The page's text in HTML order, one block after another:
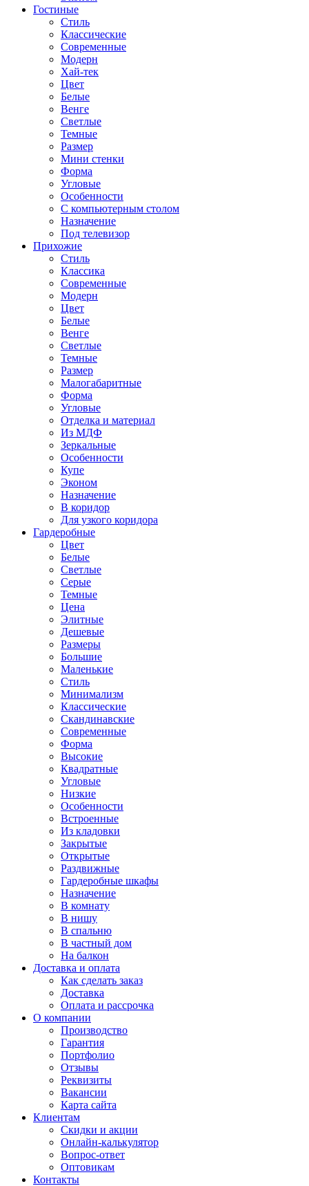
Гостиные
Стиль
Классические
Современные
Модерн
Хай-тек
Цвет
Белые
Венге
Светлые
Темные
Размер
Мини стенки
Форма
Угловые
Особенности
С компьютерным столом
Назначение
Под телевизор
Прихожие
Стиль
Классика
Современные
Модерн
Цвет
Белые
Венге
Светлые
Темные
Размер
Малогабаритные
Форма
Угловые
Отделка и материал
Из МДФ
Зеркальные
Особенности
Купе
Эконом
Назначение
В коридор
Для узкого коридора
Гардеробные
Цвет
Белые
Светлые
Серые
Темные
Цена
Элитные
Дешевые
Размеры
Большие
Маленькие
Стиль
Минимализм
Классические
Скандинавские
Современные
Форма
Высокие
Квадратные
Угловые
Низкие
Особенности
Встроенные
Из кладовки
Закрытые
Открытые
Раздвижные
Гардеробные шкафы
Назначение
В комнату
В нишу
В спальню
В частный дом
На балкон
Доставка и оплата
Как сделать заказ
Доставка
Оплата и рассрочка
О компании
Производство
Гарантия
Портфолио
Отзывы
Реквизиты
Вакансии
Карта сайта
Клиентам
Скидки и акции
Онлайн-калькулятор
Вопрос-ответ
Оптовикам
Контакты